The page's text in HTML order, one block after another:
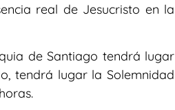
real de Jesucristo en la
de Santiago tendrá lugar
tendrá lugar la Solemnidad